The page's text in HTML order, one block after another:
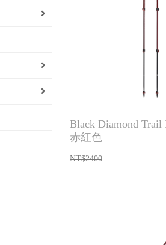
Black Diamond Trail
赤紅色
NT$2400